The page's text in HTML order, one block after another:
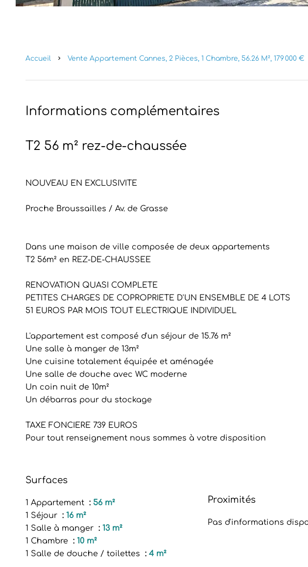
Accueil Vente Appartement Cannes, 2 Pièces, 1 Chambre, 56.26 M², 179 000 €
Informations complémentaires
T2 56 m² rez-de-chaussée
NOUVEAU EN EXCLUSIVITE
Proche Broussailles / Av. de Grasse
Dans une maison de ville composée de deux appartements
T2 56m² en REZ-DE-CHAUSSEE
RENOVATION QUASI COMPLETE
PETITES CHARGES DE COPROPRIETE D'UN ENSEMBLE DE 4 LOTS
51 EUROS PAR MOIS TOUT ELECTRIQUE INDIVIDUEL
L'appartement est composé d'un séjour de 15.76 m²
Une salle à manger de 13m²
Une cuisine totalement équipée et aménagée
Une salle de douche avec WC moderne
Un coin nuit de 10m²
Un débarras pour du stockage
TAXE FONCIERE 739 EUROS
Pour tout renseignement nous sommes à votre disposition
Surfaces
1 Appartement
56 m²
1 Séjour
16 m²
1 Salle à manger
13 m²
1 Chambre
10 m²
1 Salle de douche / toilettes
4 m²
Proximités
Pas d'informations